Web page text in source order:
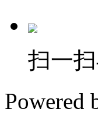
扫一
Powered